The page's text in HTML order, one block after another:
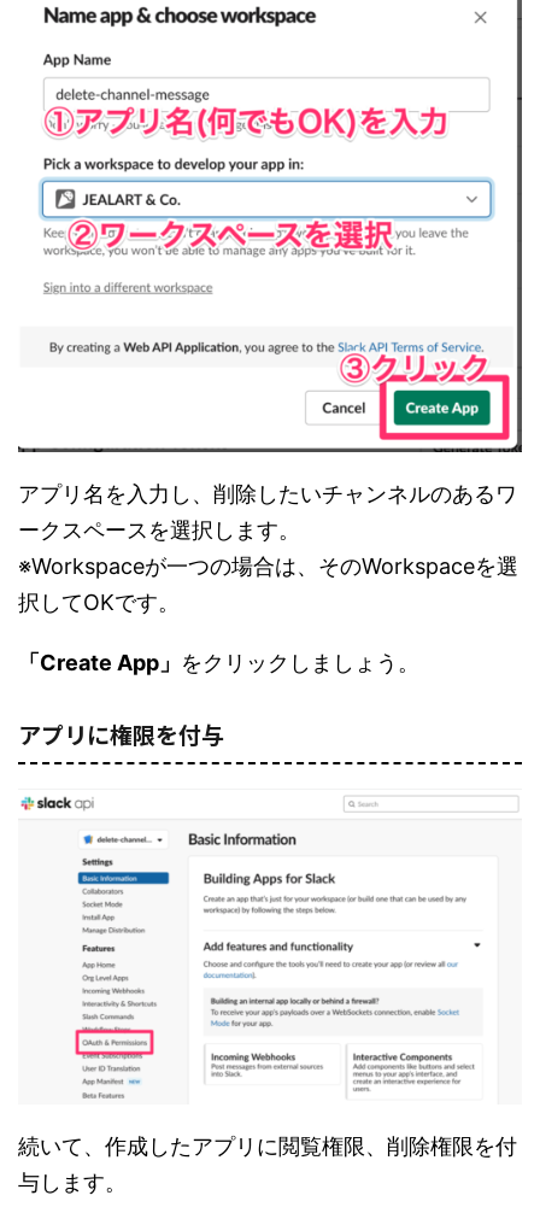
アプリ名を入力し、削除したいチャンネルのあるワ
ークスペースを選択します。
※Workspaceが一つの場合は、そのWorkspaceを選
択してOKです。
「Create App」 をクリックしましょう。
アプリに権限を付与
続いて、作成したアプリに閲覧権限、削除権限を付
与します。